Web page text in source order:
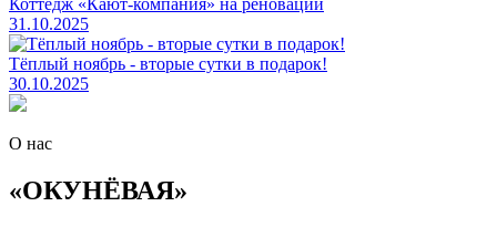
Коттедж «Кают-компания» на реновации
31.10.2025
Тёплый ноябрь - вторые сутки в подарок!
30.10.2025
О нас
«ОКУНЁВАЯ»